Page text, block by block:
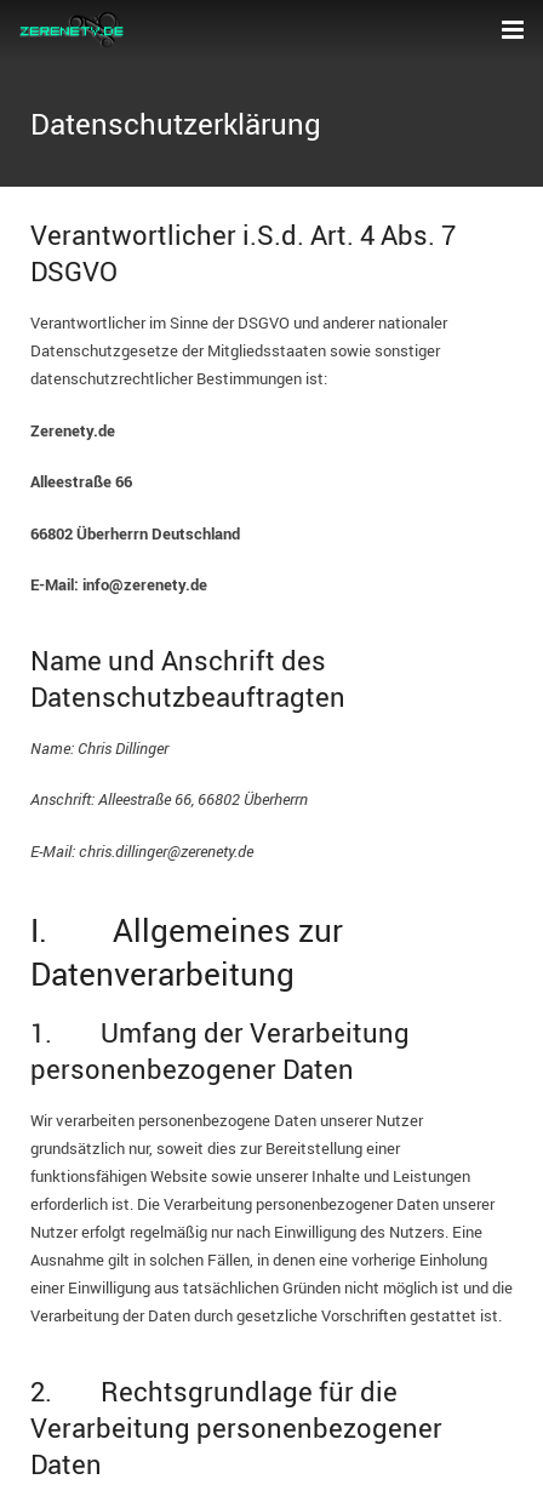
2025
2024
2023
2022
2021
2020
2019
2018
Bilderarchiv (2008-2017)
Jobs
Kontakt
Partner
Datenschutzerklärung
Verantwortlicher i.S.d. Art. 4 Abs. 7
DSGVO
Verantwortlicher im Sinne der DSGVO und anderer nationaler
Datenschutzgesetze der Mitgliedsstaaten sowie sonstiger
datenschutzrechtlicher Bestimmungen ist:
Zerenety.de
Alleestraße 66
66802 Überherrn Deutschland
E-Mail: info@zerenety.de
Name und Anschrift des
Datenschutzbeauftragten
Name: Chris Dillinger
Anschrift: Alleestraße 66, 66802 Überherrn
E-Mail: chris.dillinger@zerenety.de
I. Allgemeines zur
Datenverarbeitung
1. Umfang der Verarbeitung
personenbezogener Daten
Wir verarbeiten personenbezogene Daten unserer Nutzer
grundsätzlich nur, soweit dies zur Bereitstellung einer
funktionsfähigen Website sowie unserer Inhalte und Leistungen
erforderlich ist. Die Verarbeitung personenbezogener Daten unserer
Nutzer erfolgt regelmäßig nur nach Einwilligung des Nutzers. Eine
Ausnahme gilt in solchen Fällen, in denen eine vorherige Einholung
einer Einwilligung aus tatsächlichen Gründen nicht möglich ist und die
Verarbeitung der Daten durch gesetzliche Vorschriften gestattet ist.
2. Rechtsgrundlage für die
Verarbeitung personenbezogener
Daten